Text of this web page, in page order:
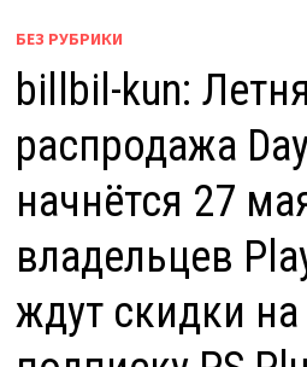
БЕЗ РУБРИКИ
billbil-kun:
распродажа
начнётся 27
владельцев
ждут скидки